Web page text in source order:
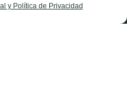
y Política de Privacidad